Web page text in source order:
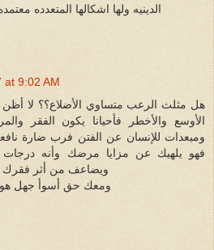
الدينيه ولها اشكالها المتعدده
at 9:02 AM
هل مثلث الرعب متساوي الأضلاع؟؟ لا أظن
الأوسع والأخطر فأحيانا يكون الفقر
ومبعدات للإنسان عن الفتن فرب ضارة نافعة
فهو يلهيك عن مزايا مرضك وأنه
ويضاعف من أثر فقرك
ومعك حق أسوأ جهل هو